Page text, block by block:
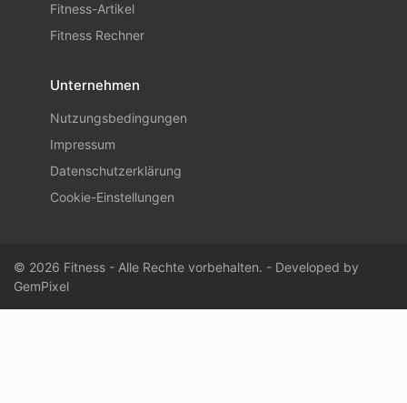
Fitness-Artikel
Fitness Rechner
Unternehmen
Nutzungsbedingungen
Impressum
Datenschutzerklärung
Cookie-Einstellungen
© 2026 Fitness - Alle Rechte vorbehalten. - Developed by
GemPixel